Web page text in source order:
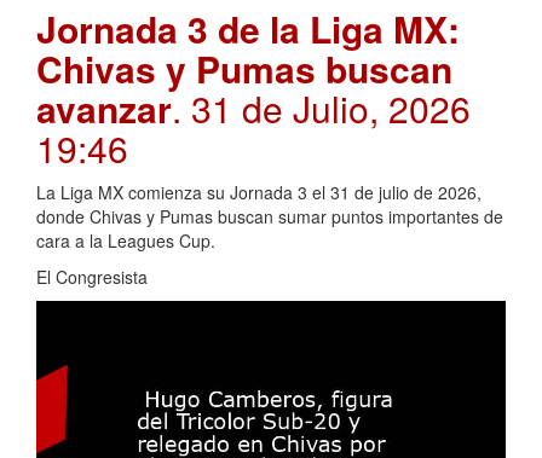
Jornada 3 de la Liga MX:
Chivas y Pumas buscan
avanzar. 31 de Julio, 2026
19:46
La Liga MX comienza su Jornada 3 el 31 de julio de 2026,
donde Chivas y Pumas buscan sumar puntos importantes de
cara a la Leagues Cup.
El Congresista